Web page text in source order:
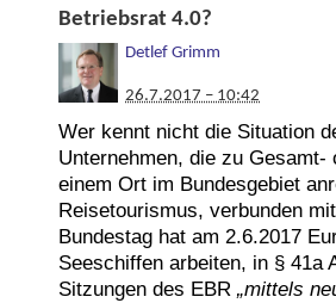
Betriebsrat 4.0?
Detlef Grimm
26.7.2017 – 10:42
Wer kennt nicht die Situation
Unternehmen, die zu
einem Ort im Bundesgebiet
Reisetourismus, verbunden
Bundestag hat am 2.6.2017
Seeschiffen arbeiten, in § 41a
Sitzungen des EBR „mittels